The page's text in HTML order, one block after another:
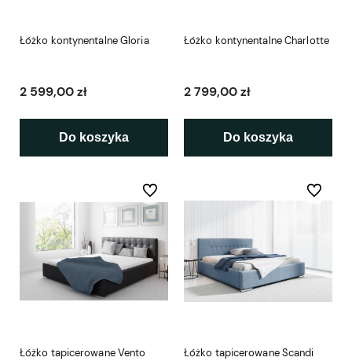
Łóżko kontynentalne Gloria
2 599,00 zł
Do koszyka
Łóżko kontynentalne Charlotte
2 799,00 zł
Do koszyka
Łóżko tapicerowane Vento
Do ulubionych
Łóżko tapicerowane Scandi
Do